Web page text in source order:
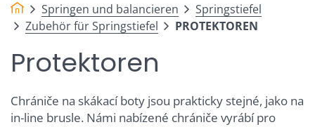
Springen und balancieren
Springstiefel
Zubehör für Springstiefel
PROTEKTOREN
Protektoren
Chrániče na skákací boty jsou prakticky stejné, jako na
in-line brusle. Námi nabízené chrániče vyrábí pro